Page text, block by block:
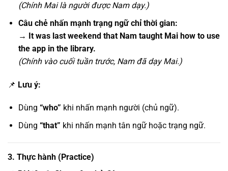
(Chính Mai là người được Nam dạy.)
Câu chẻ nhấn mạnh trạng ngữ chỉ thời gian:
→ It was last weekend that Nam taught Mai how to use
the app in the library.
(Chính vào cuối tuần trước, Nam đã dạy Mai.)
📌 Lưu ý:
Dùng “who” khi nhấn mạnh người (chủ ngữ).
Dùng “that” khi nhấn mạnh tân ngữ hoặc trạng ngữ.
3. Thực hành (Practice)